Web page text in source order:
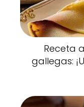
Receta
gallegas: